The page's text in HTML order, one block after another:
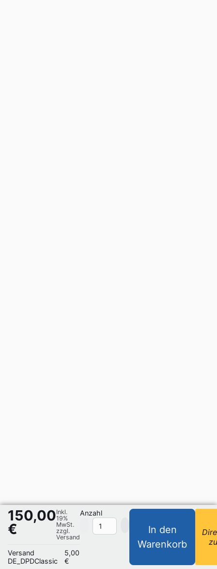
150,00
€
Inkl.
19%
MwSt.
zzgl.
Versand
Versand
DE_DPDClassic
5,00
€
Anzahl
In den
Warenkorb